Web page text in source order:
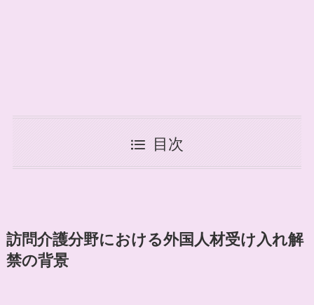
目次
訪問介護分野における外国人材受け入れ解
禁の背景